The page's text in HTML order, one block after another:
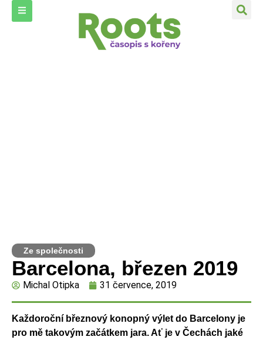
Ze společnosti
Barcelona, březen 2019
Michal Otipka 31 července, 2019
Každoroční březnový konopný výlet do Barcelony je
pro mě takovým začátkem jara. Ať je v Čechách jaké